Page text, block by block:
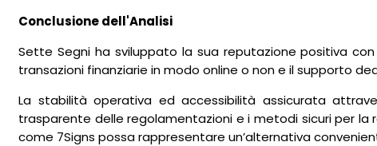
Conclusione dell'Analisi
Sette Segni ha sviluppato la sua reputazione positiva
transazioni finanziarie in modo online o non e il supporto
La stabilità operativa ed accessibilità assicurata
trasparente delle regolamentazioni e i metodi sicuri per
come 7Signs possa rappresentare un’alternativa